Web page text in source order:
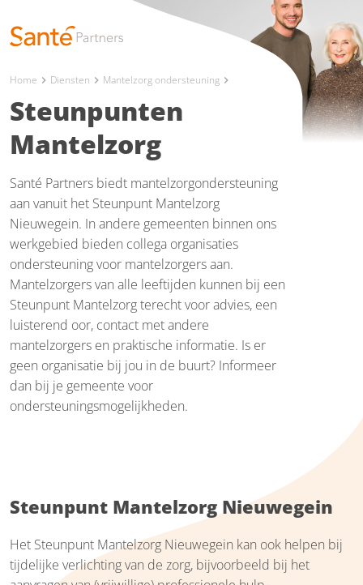
Home chevron_right Diensten chevron_right Mantelzorg ondersteuning chevron_right
Steunpunten
Mantelzorg
Santé Partners biedt mantelzorgondersteuning
aan vanuit het Steunpunt Mantelzorg
Nieuwegein. In andere gemeenten binnen ons
werkgebied bieden collega organisaties
ondersteuning voor mantelzorgers aan.
Mantelzorgers van alle leeftijden kunnen bij een
Steunpunt Mantelzorg terecht voor advies, een
luisterend oor, contact met andere
mantelzorgers en praktische informatie. Is er
geen organisatie bij jou in de buurt? Informeer
dan bij je gemeente voor
ondersteuningsmogelijkheden.
Steunpunt Mantelzorg Nieuwegein
Het Steunpunt Mantelzorg Nieuwegein kan ook helpen bij
tijdelijke verlichting van de zorg, bijvoorbeeld bij het